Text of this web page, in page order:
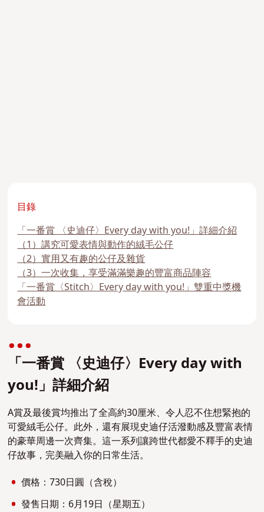
目錄
「一番賞 〈史迪仔〉Every day with you!」詳細介紹
（1）講究可愛表情與動作的絨毛公仔
（2）實用又有趣的公仔及雜貨
（3）一次收集，享受滿滿樂趣的豐富商品陣容
「一番賞〈Stitch〉Every day with you!」雙重中獎機
會活動
「一番賞 〈史迪仔〉Every day with
you!」詳細介紹
A賞及最後賞均推出了全高約30厘米、令人忍不住想緊抱的
可愛絨毛公仔。此外，還有展現史迪仔活潑動感及豐富表情
的豪華周邊一次齊集。這一系列讓跨世代都愛不釋手的史迪
仔故事，完美融入你的日常生活。
價格：730日圓（含稅）
發售日期：6月19日（星期五）